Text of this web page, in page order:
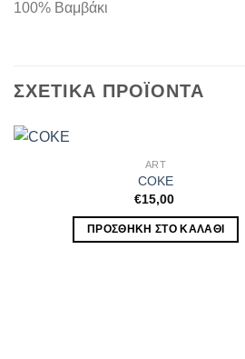
100% Βαμβάκι
ΣΧΕΤΙΚΆ ΠΡΟΪΌΝΤΑ
ART
COKE
€15,00
ΠΡΟΣΘΉΚΗ ΣΤΟ ΚΑΛΆΘΙ